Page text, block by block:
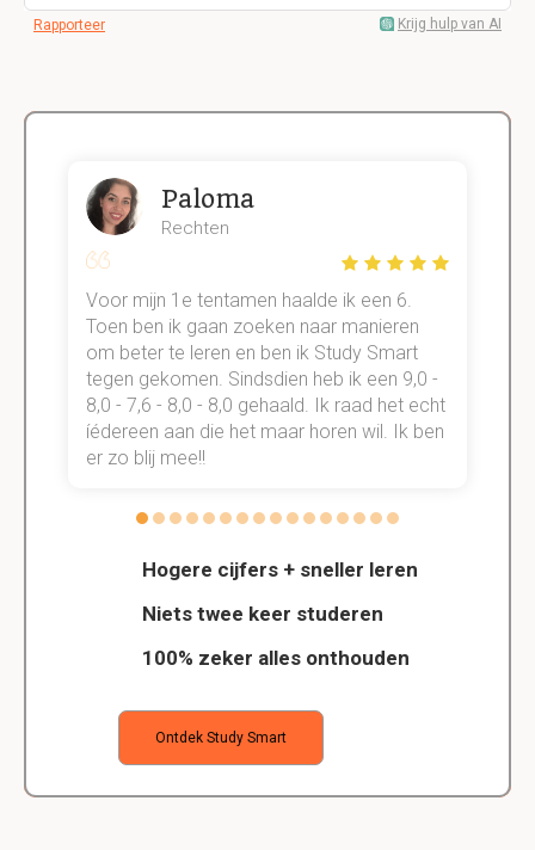
Rapporteer Krijg hulp van AI
Hogere cijfers + sneller leren
Niets twee keer studeren
100% zeker alles onthouden
Ontdek Study Smart
Paloma
Rechten
Voor mijn 1e tentamen haalde ik een 6.
Toen ben ik gaan zoeken naar manieren
om beter te leren en ben ik Study Smart
tegen gekomen. Sindsdien heb ik een 9,0 -
8,0 - 7,6 - 8,0 - 8,0 gehaald. Ik raad het echt
íédereen aan die het maar horen wil. Ik ben
er zo blij mee!!